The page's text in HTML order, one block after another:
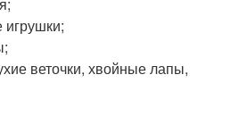
игрушки;
веточки, хвойные лапы,